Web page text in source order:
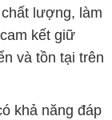
lượng, làm
kết giữ
và tồn tại trên
khả năng đáp